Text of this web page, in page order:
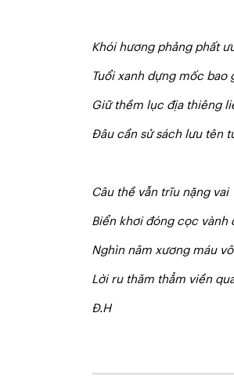
Khói hương phảng phất
Tuổi xanh dựng mốc bao
Giữ thềm lục địa thiêng
Đâu cần sử sách lưu tên
Câu thề vẫn trĩu nặng vai
Biển khơi đóng cọc vành
Nghìn năm xương máu
Lời ru thăm thẳm viền
Đ.H